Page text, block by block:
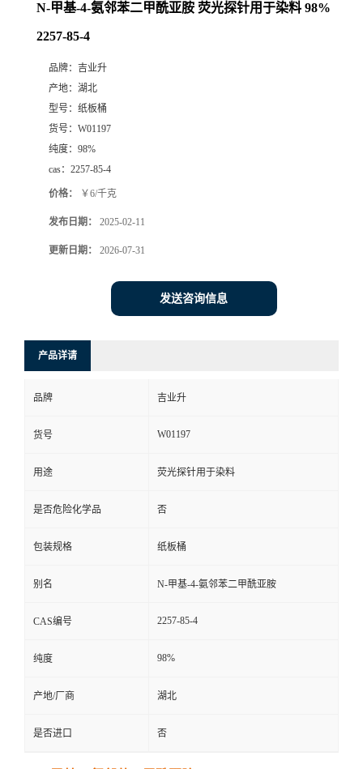
N-甲基-4-氨邻苯二甲酰亚胺 荧光探针用于染料 98%
2257-85-4
品牌： 吉业升
产地： 湖北
型号： 纸板桶
货号： W01197
纯度： 98%
cas： 2257-85-4
价格： ￥6/千克
发布日期： 2025-02-11
更新日期： 2026-07-31
发送咨询信息
产品详请
品牌 吉业升
货号 W01197
用途 荧光探针用于染料
是否危险化学品 否
包装规格 纸板桶
别名 N-甲基-4-氨邻苯二甲酰亚胺
CAS编号 2257-85-4
纯度 98%
产地/厂商 湖北
是否进口 否